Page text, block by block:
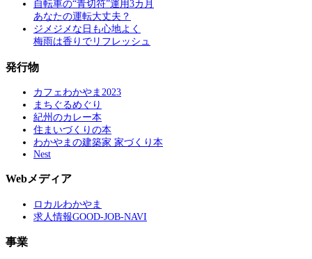
自転車の“青切符”運用3カ月
あなたの運転大丈夫？
ジメジメな日も心地よく
梅雨は香りでリフレッシュ
発行物
カフェわかやま2023
まちぐるめぐり
紀州のカレー本
住まいづくりの本
わかやまの建築家 家づくり本
Nest
Webメディア
ロカルわかやま
求人情報GOOD-JOB-NAVI
事業